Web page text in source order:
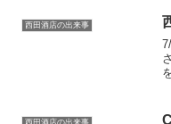
西田酒店の出来事
西田酒店の出来事